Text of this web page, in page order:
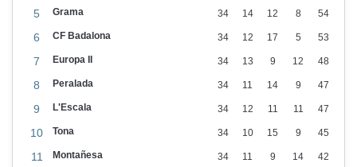
5 Grama 34 14 12 8 54
6 CF Badalona 34 12 17 5 53
7 Europa II 34 13 9 12 48
8 Peralada 34 11 14 9 47
9 L'Escala 34 12 11 11 47
10 Tona 34 10 15 9 45
11 Montañesa 34 11 9 14 42